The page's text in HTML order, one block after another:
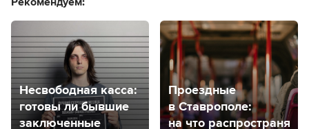
Несвободная касса:
готовы ли бывшие
заключенные
Проездные
в Ставрополе:
на что